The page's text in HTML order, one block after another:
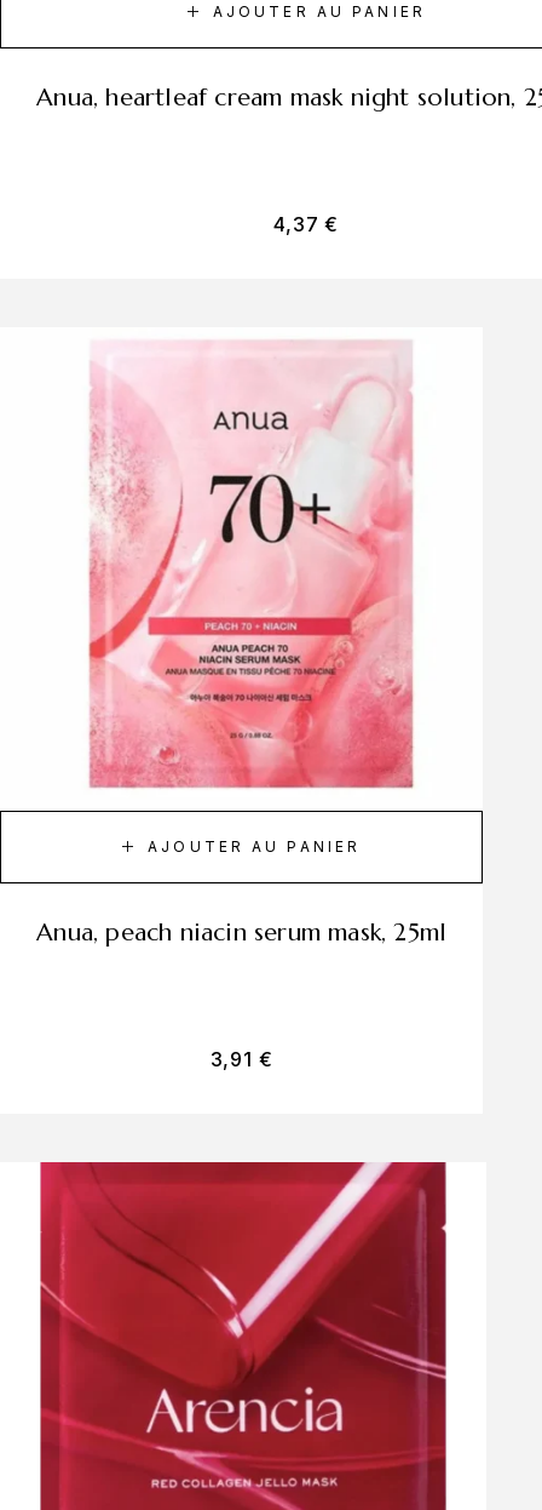
AJOUTER AU PANIER
anua, heartleaf cream mask night solution,
4,37€
AJOUTER AU PANIER
anua, peach niacin serum mask, 25ml
3,91 €